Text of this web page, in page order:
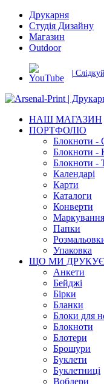
Друкарня
Студія Дизайну
Магазин
Outdoor
|
НАШ МАГАЗИН
ПОРТФОЛІО
Блокноти -
Блокноти -
Блокноти -
Календарі
Карти
Каталоги
Конверти
Папки
Упаковка
ЩО МИ
Анкети
Бейджі
Бірки
Бланки
Блоки для
Блокноти
Блотери
Брошури
Буклети
Буклетниці
Воблери